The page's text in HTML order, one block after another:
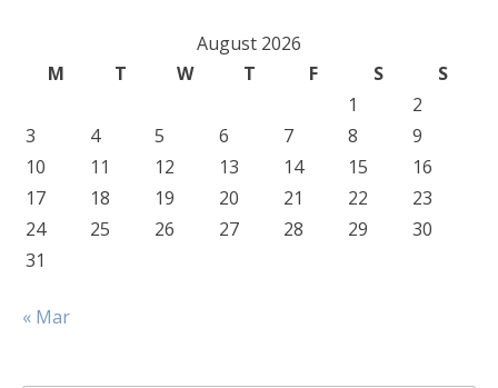
August 2026
M
T W T F S
S
1
2
3
4 5 6 7 8
9
10
11 12 13 14 15
16
17
18 19 20 21 22
23
24
25 26 27 28 29
30
31
« Mar